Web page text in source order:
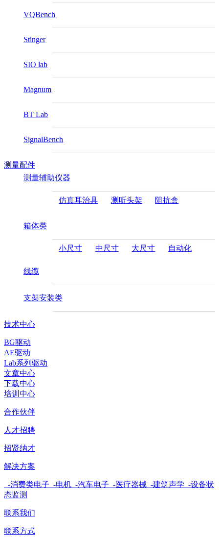
VQBench
Stinger
SIO lab
Magnum
BT Lab
SignalBench
测量配件
测量辅助仪器
仿真耳治具 测听头架 阻抗盒
箱体类
小尺寸 中尺寸 大尺寸 自动化
线缆
支架安装类
技术中心
BG驱动
AE驱动
Lab系列驱动
文章中心
下载中心
培训中心
合作伙伴
人才招聘
招贤纳才
解决方案
-消费类电子 -电机 -汽车电子 -医疗器械 -建筑声学 -设备状
态监测
联系我们
联系方式